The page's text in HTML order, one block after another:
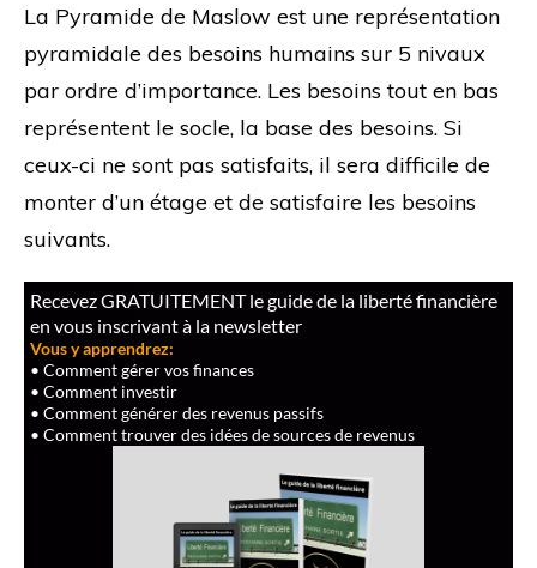
La Pyramide de Maslow est une représentation
pyramidale des besoins humains sur 5 nivaux
par ordre d’importance. Les besoins tout en bas
représentent le socle, la base des besoins. Si
ceux-ci ne sont pas satisfaits, il sera difficile de
monter d’un étage et de satisfaire les besoins
suivants.